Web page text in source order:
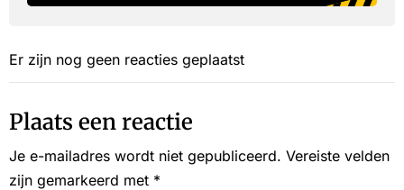
Er zijn nog geen reacties geplaatst
Plaats een reactie
Je e-mailadres wordt niet gepubliceerd. Vereiste velden
zijn gemarkeerd met *